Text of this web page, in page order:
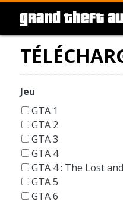
Jeu
GTA 1
GTA 2
GTA 3
GTA 4
GTA 4 : The Lost
GTA 5
GTA 6